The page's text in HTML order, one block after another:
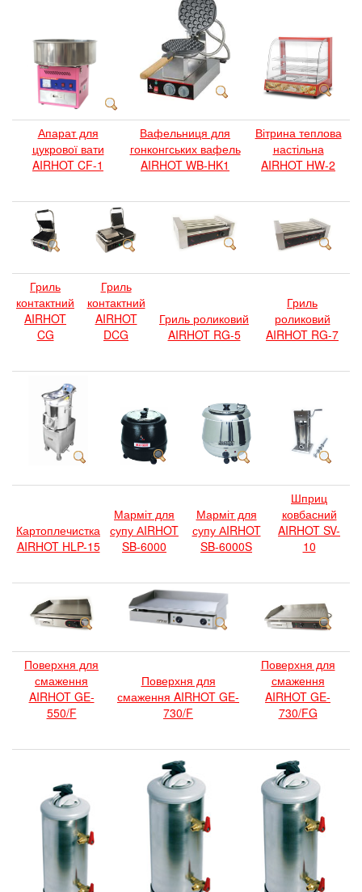
Апарат для
цукрової вати
AIRHOT CF-1
Вафельниця для
гонконгських вафель
AIRHOT WB-HK1
Вітрина теплова
настільна
AIRHOT HW-2
Гриль
контактний
AIRHOT
CG
Гриль
контактний
AIRHOT
DCG
Гриль роликовий
AIRHOT RG-5
Гриль
роликовий
AIRHOT RG-7
Картоплечистка
AIRHOT HLP-15
Марміт для
супу АIRHOT
SB-6000
Марміт для
супу АIRHOT
SB-6000S
Шприц
ковбасний
AIRHOT SV-
10
Поверхня для
смаження
AIRHOT GE-
550/F
Поверхня для
смаження AIRHOT GE-
730/F
Поверхня для
смаження
AIRHOT GE-
730/FG